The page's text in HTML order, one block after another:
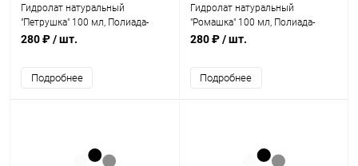
Гидролат натуральный
"Петрушка" 100 мл, Полиада-
Крым
280 ₽/ шт.
Подробнее
Гидролат натуральный
"Ромашка" 100 мл, Полиада-
Крым
280 ₽/ шт.
Подробнее